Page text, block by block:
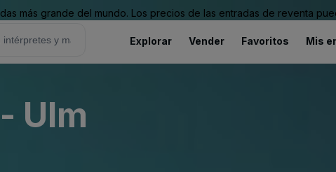
más grande del mundo. Los precios de las entradas de reventa
Explorar Vender Favoritos Mis
Ulm